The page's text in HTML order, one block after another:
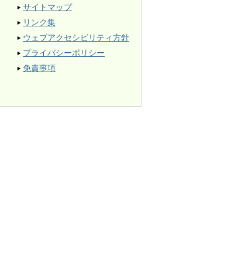
サイトマップ
リンク集
ウェブアクセシビリティ方針
プライバシーポリシー
免責事項